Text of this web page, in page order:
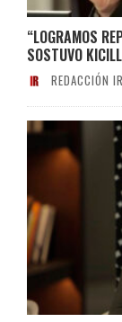
“LOGRAMOS
SOSTUVO
REDACCIÓN IR